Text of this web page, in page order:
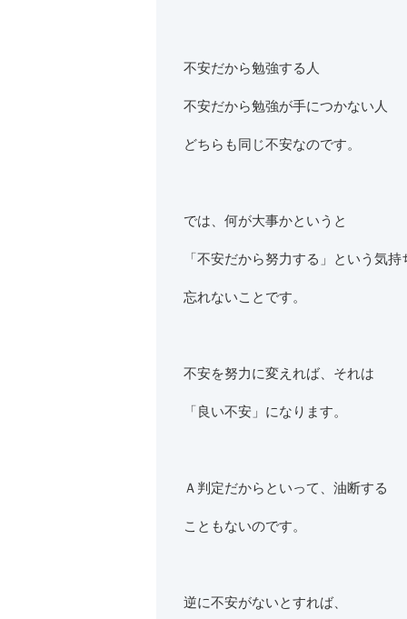
不安だから勉強する人
不安だから勉強が手につかない人
どちらも同じ不安なのです。
では、何が大事かというと
「不安だから努力する」という気持
忘れないことです。
不安を努力に変えれば、それは
「良い不安」になります。
Ａ判定だからといって、油断する
こともないのです。
逆に不安がないとすれば、